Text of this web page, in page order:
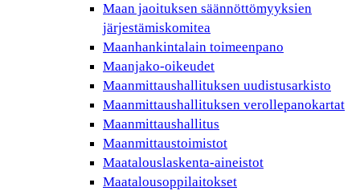
Maan jaoituksen säännöttömyyksien
järjestämiskomitea
Maanhankintalain toimeenpano
Maanjako-oikeudet
Maanmittaushallituksen uudistusarkisto
Maanmittaushallituksen verollepanokartat
Maanmittaushallitus
Maanmittaustoimistot
Maatalouslaskenta-aineistot
Maatalousoppilaitokset